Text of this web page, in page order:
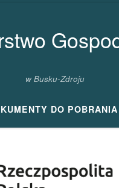
w Busku-Zdroju
DO POBRANIA